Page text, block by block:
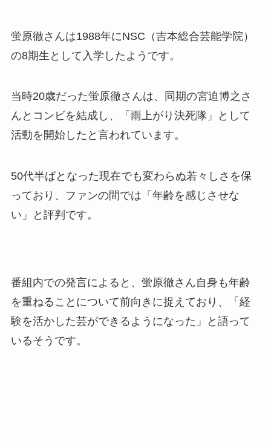
蛍原徹さんは1988年にNSC（吉本総合芸能学院）
の8期生として入学したようです。
当時20歳だった蛍原徹さんは、同期の宮迫博之さ
んとコンビを結成し、「雨上がり決死隊」として
活動を開始したと言われています。
50代半ばとなった現在でも変わらぬ若々しさを保
っており、ファンの間では「年齢を感じさせな
い」と評判です。
番組内での発言によると、蛍原徹さん自身も年齢
を重ねることについて前向きに捉えており、「経
験を活かした芸ができるようになった」と語って
いるそうです。